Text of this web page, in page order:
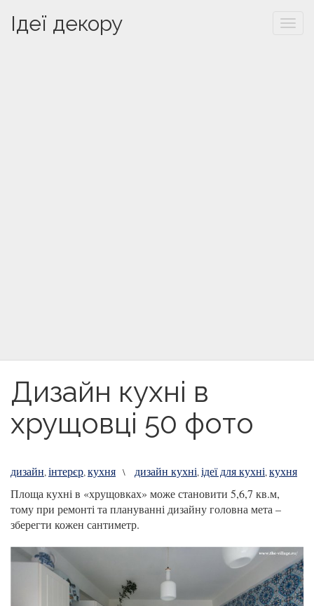
Ідеї декору
Дизайн кухні в
хрущовці 50 фото
дизайн,інтерєр,кухня \ дизайн кухні,ідеї для кухні,кухня
Площа кухні в «хрущовках» може становити 5,6,7 кв.м,
тому при ремонті та плануванні дизайну головна мета –
зберегти кожен сантиметр.